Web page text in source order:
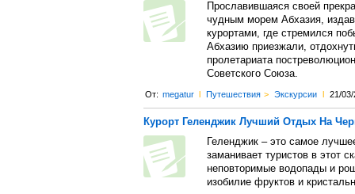
Прославившаяся своей
чудным морем Абхазия,
курортами, где стремился
Абхазию приезжали,
пролетариата
Советского Союза.
От: megatur l Путешествия > Экскурсии l 21/03/
Курорт Геленджик Лучший Отдых На
Геленджик – это самое
заманивает туристов в этот
неповторимые водопады и
изобилие фруктов и